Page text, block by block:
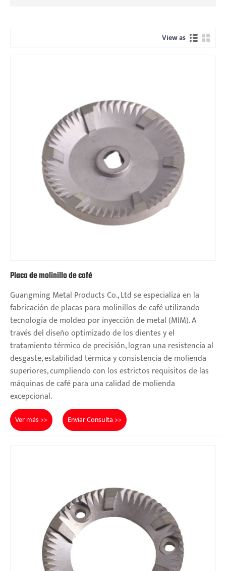
View as
Placa de molinillo de café
Guangming Metal Products Co., Ltd se especializa en la
fabricación de placas para molinillos de café utilizando
tecnología de moldeo por inyección de metal (MIM). A
través del diseño optimizado de los dientes y el
tratamiento térmico de precisión, logran una resistencia al
desgaste, estabilidad térmica y consistencia de molienda
superiores, cumpliendo con los estrictos requisitos de las
máquinas de café para una calidad de molienda
excepcional.
Ver más >> Enviar Consulta >>